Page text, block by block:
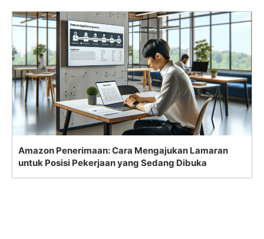
Amazon Penerimaan: Cara Mengajukan Lamaran
untuk Posisi Pekerjaan yang Sedang Dibuka